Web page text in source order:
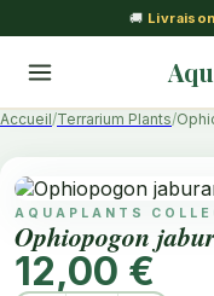
🚚
Accueil Terrarium Plants
AQUAPLANTS
Ophiopogon
12,00 €